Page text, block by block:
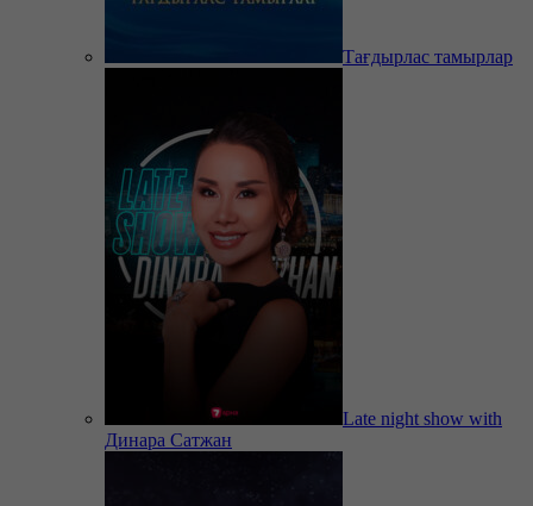
Тағдырлас тамырлар
Late night show with
Динара Сатжан